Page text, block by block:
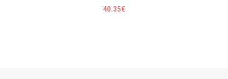
40.35€